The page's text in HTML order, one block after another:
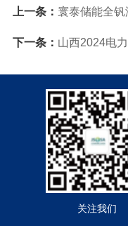
上一条： 寰泰储能全
下一条： 山西2024电力市场
关注我们